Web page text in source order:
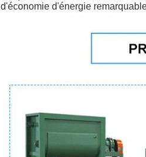
d'économie d'énergie